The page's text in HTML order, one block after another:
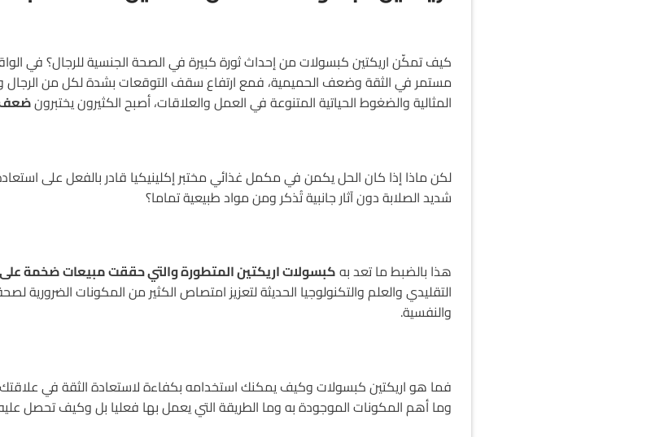
كيف تمكّن اريكتين كبسولات من إحداث ثورة كبيرة في الصحة الجنسية للرجال؟ في
مستمر في الثقة وضعف الحميمية، فمع ارتفاع سقف التوقعات بشدة لكل من الرجال
المثالية والضغوط الحياتية المتنوعة في العمل والعلاقات، أصبح الكثيرون يختبرونضعف
لكن ماذا إذا كان الحل يكمن في مكمل غذائي مختبر إكلينيكيا قادر بالفعل على
شديد الصلابة دون آثار جانبية تُذكر ومن مواد طبيعية تماما؟
هذا بالضبط ما تعد بهكبسولات اريكتين المتطورة والتي حققت مبيعات ضخمة
التقليدي والعلم والتكنولوجيا الحديثة لتعزيز امتصاص الكثير من المكونات الضرورية
والنفسية.
فما هو اريكتين كبسولات وكيف يمكنك استخدامه بكفاءة لاستعادة الثقة في
وما أهم المكونات الموجودة به وما الطريقة التي يعمل بها فعليا بل وكيف تحصل